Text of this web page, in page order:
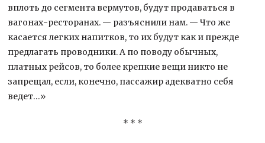
вплоть до сегмента вермутов, будут продаваться в
вагонах-ресторанах. — разъяснили нам. — Что же
касается легких напитков, то их будут как и прежде
предлагать проводники. А по поводу обычных,
платных рейсов, то более крепкие вещи никто не
запрещал, если, конечно, пассажир адекватно себя
ведет…»
* * *